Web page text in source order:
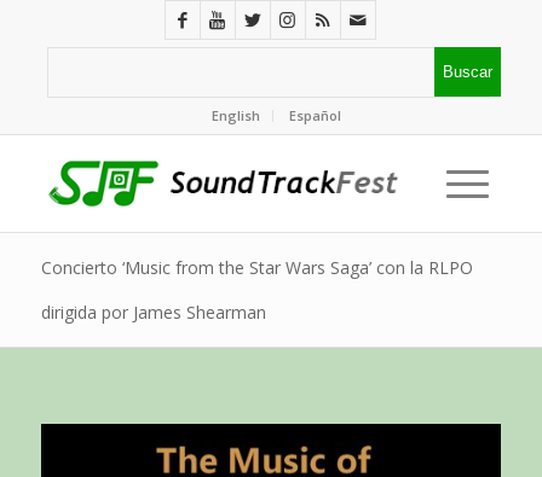
English Español
Concierto ‘Music from the Star Wars Saga’ con la RLPO
dirigida por James Shearman